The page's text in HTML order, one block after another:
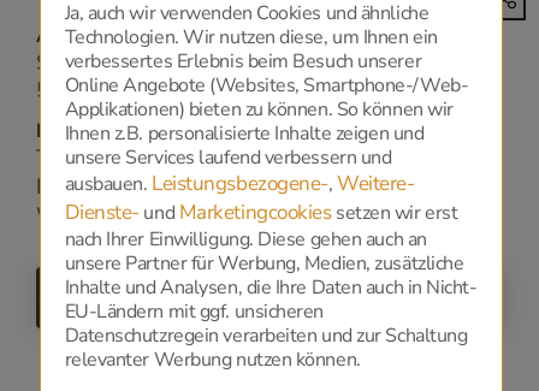
Adresse
Salzachtalstraße 6
5400 - Hallein
Kontakt
Tel.:+43 6245 80253
E-Mail:office@wv-bestattung.at
Web:www.wv-bestattung.at/
ZURÜCK
Ja, auch wir verwenden Cookies und ähnliche
Technologien. Wir nutzen diese, um Ihnen ein
verbessertes Erlebnis beim Besuch unserer
Online Angebote (Websites, Smartphone-/Web-
Applikationen) bieten zu können. So können wir
Ihnen z.B. personalisierte Inhalte zeigen und
unsere Services laufend verbessern und
ausbauen. Leistungsbezogene-,Weitere-
Dienste- und Marketingcookiessetzen wir erst
nach Ihrer Einwilligung. Diese gehen auch an
unsere Partner für Werbung, Medien, zusätzliche
Inhalte und Analysen, die Ihre Daten auch in Nicht-
EU-Ländern mit ggf. unsicheren
Datenschutzregein verarbeiten und zur Schaltung
relevanter Werbung nutzen können.